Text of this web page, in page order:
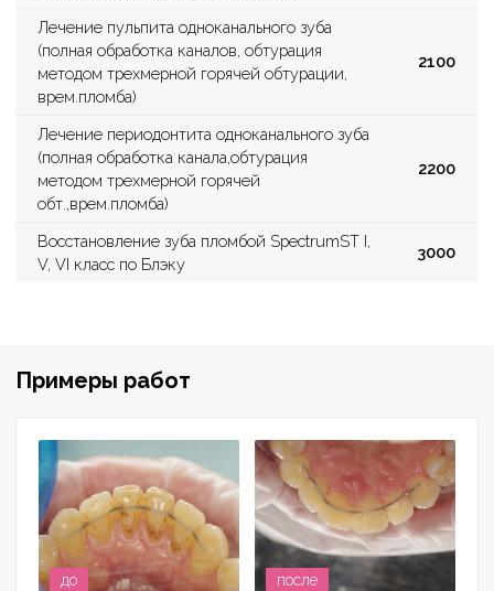
Лечение пульпита одноканального зуба
(полная обработка каналов, обтурация
методом трехмерной горячей обтурации,
врем.пломба)
2100
Лечение периодонтита одноканального зуба
(полная обработка канала,обтурация
методом трехмерной горячей
обт.,врем.пломба)
2200
Восстановление зуба пломбой SpectrumST I,
V, VI класс по Блэку
3000
Примеры работ
до после